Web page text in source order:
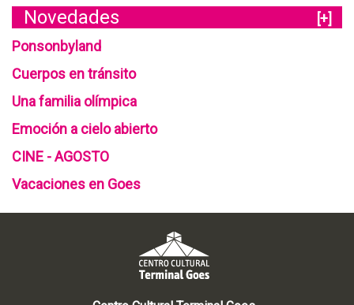
Novedades
[+]
Ponsonbyland
Cuerpos en tránsito
Una familia olímpica
Emoción a cielo abierto
CINE - AGOSTO
Vacaciones en Goes